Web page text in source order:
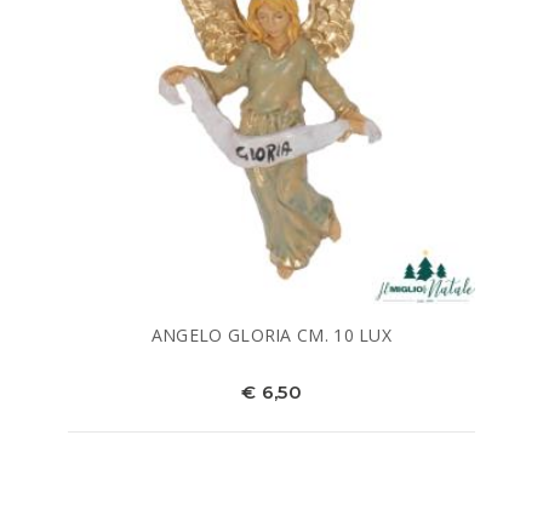
ANGELO GLORIA CM. 10 LUX
€ 6,50